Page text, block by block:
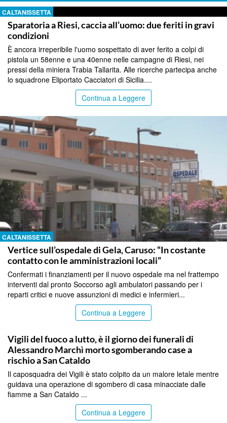
CALTANISSETTA
Sparatoria a Riesi, caccia all’uomo: due feriti in gravi
condizioni
È ancora irreperibile l'uomo sospettato di aver ferito a colpi di
pistola un 58enne e una 40enne nelle campagne di Riesi, nei
pressi della miniera Trabia Tallarita. Alle ricerche partecipa anche
lo squadrone Eliportato Cacciatori di Sicilia....
Continua a Leggere
CALTANISSETTA
Vertice sull’ospedale di Gela, Caruso: “In costante
contatto con le amministrazioni locali”
Confermati i finanziamenti per il nuovo ospedale ma nel frattempo
interventi dal pronto Soccorso agli ambulatori passando per i
reparti critici e nuove assunzioni di medici e infermieri...
Continua a Leggere
Vigili del fuoco a lutto, è il giorno dei funerali di
Alessandro Marchì morto sgomberando case a
rischio a San Cataldo
Il caposquadra dei Vigili è stato colpito da un malore letale mentre
guidava una operazione di sgombero di casa minacciate dalle
fiamme a San Cataldo ...
Continua a Leggere